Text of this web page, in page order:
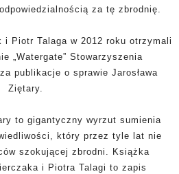
za tę zbrodnię.
Piotr Talaga w 2012 roku otrzymali
„Watergate” Stowarzyszenia
publikacje o sprawie Jarosława
Ziętary.
to gigantyczny wyrzut sumienia
który przez tyle lat nie
szokującej zbrodni. Książka
i Piotra Talagi to zapis